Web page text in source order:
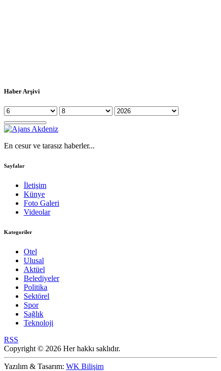
Haber Arşivi
En cesur ve tarasız haberler...
Sayfalar
İletişim
Künye
Foto Galeri
Videolar
Kategoriler
Otel
Ulusal
Aktüel
Belediyeler
Politika
Sektörel
Spor
Sağlık
Teknoloji
RSS
Copyright © 2026 Her hakkı saklıdır.
Yazılım & Tasarım: WK Bilişim